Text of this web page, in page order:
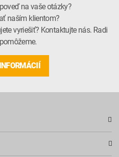
na vaše otázky?
naším klientom?
vyriešiť? Kontaktujte nás. Radi